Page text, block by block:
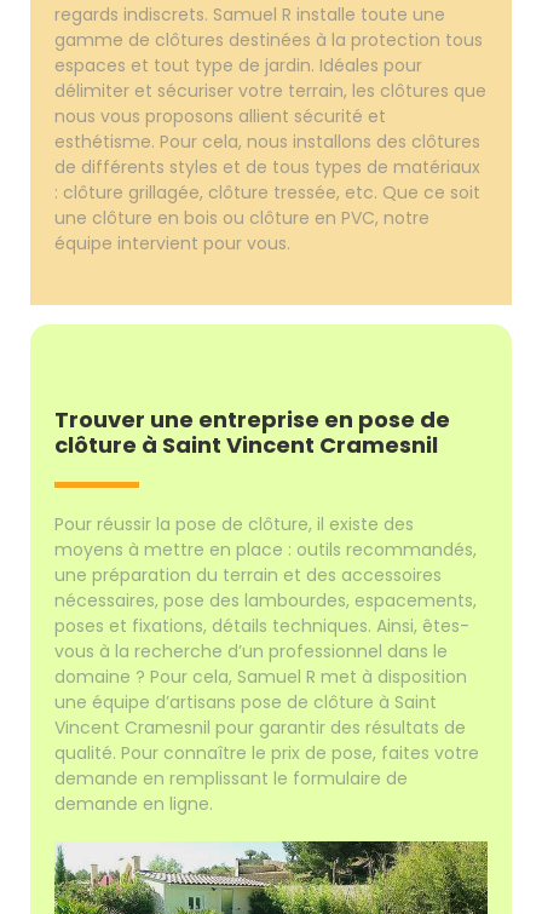
regards indiscrets. Samuel R installe toute une
gamme de clôtures destinées à la protection tous
espaces et tout type de jardin. Idéales pour
délimiter et sécuriser votre terrain, les clôtures que
nous vous proposons allient sécurité et
esthétisme. Pour cela, nous installons des clôtures
de différents styles et de tous types de matériaux
: clôture grillagée, clôture tressée, etc. Que ce soit
une clôture en bois ou clôture en PVC, notre
équipe intervient pour vous.
Trouver une entreprise en pose de
clôture à Saint Vincent Cramesnil
Pour réussir la pose de clôture, il existe des
moyens à mettre en place : outils recommandés,
une préparation du terrain et des accessoires
nécessaires, pose des lambourdes, espacements,
poses et fixations, détails techniques. Ainsi, êtes-
vous à la recherche d’un professionnel dans le
domaine ? Pour cela, Samuel R met à disposition
une équipe d’artisans pose de clôture à Saint
Vincent Cramesnil pour garantir des résultats de
qualité. Pour connaître le prix de pose, faites votre
demande en remplissant le formulaire de
demande en ligne.